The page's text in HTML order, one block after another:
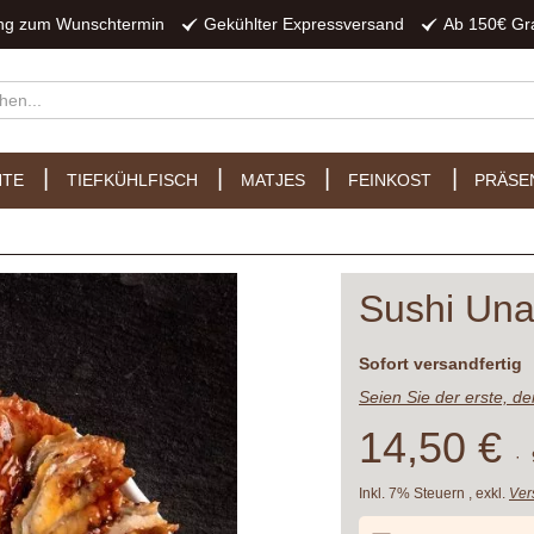
zum Wunschtermin Gekühlter Expressversand Ab 150€
TIEFKÜHLFISCH MATJES FEINKOST
Sushi
Lieferzeit
Sofort versandfertig
Seien Sie der erste,
14,50 € ·
Inkl. 7% Steuern , exkl.